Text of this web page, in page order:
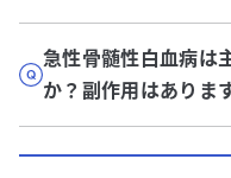
急性骨髄性白血病は
か？副作用はありま